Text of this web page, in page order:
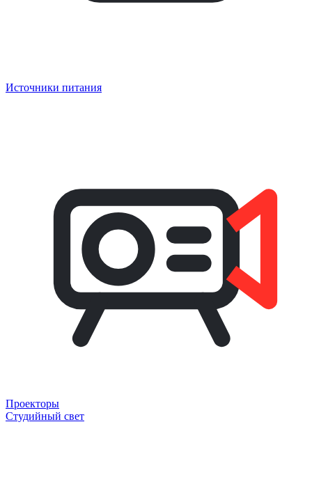
Источники питания
Проекторы
Студийный свет